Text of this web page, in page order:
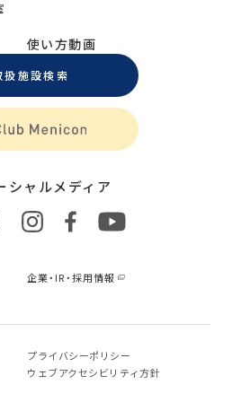
使い方動画
扱施設検索
シャルメディア
企業・IR・採用情報
プライバシーポリシー
ウェブアクセシビリティ方針